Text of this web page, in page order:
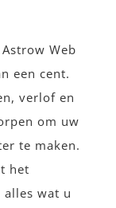
Web
een cent.
verlof en
om uw
te maken.
het
alles wat u